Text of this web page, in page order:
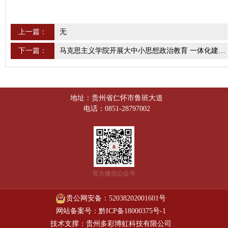
上一篇： 无
下一篇：
地址：贵州省仁怀市鲁班大道
电话：0851-28797002
官方微信公众号
贵公网安备：52038202001601号
网站备案号：黔ICP备18000375号-1
技术支撑：贵州多彩博虹科技有限公司